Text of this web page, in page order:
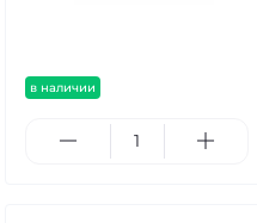
в наличии